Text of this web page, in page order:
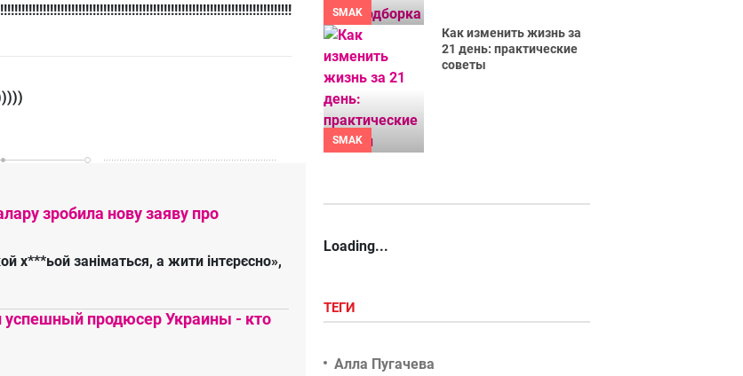
зробила нову заяву про
х***ьой заніматься, а жити інтєрєсно»,
продюсер Украины - кто
SMAK
SMAK
Как изменить жизнь за
21 день: практические
советы
Loading...
ТЕГИ
Алла Пугачева